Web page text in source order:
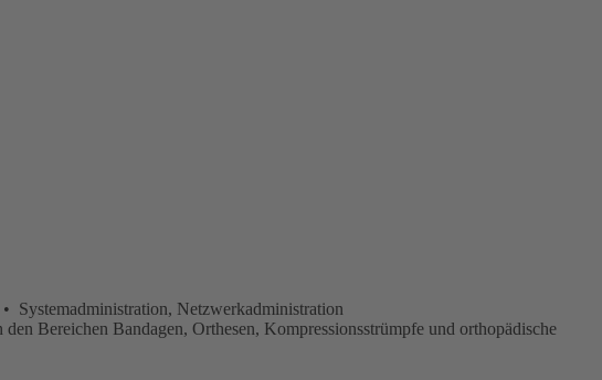
Netzwerkadministration
Bereichen Bandagen, Orthesen, Kompressionsstrümpfe und orthopädische